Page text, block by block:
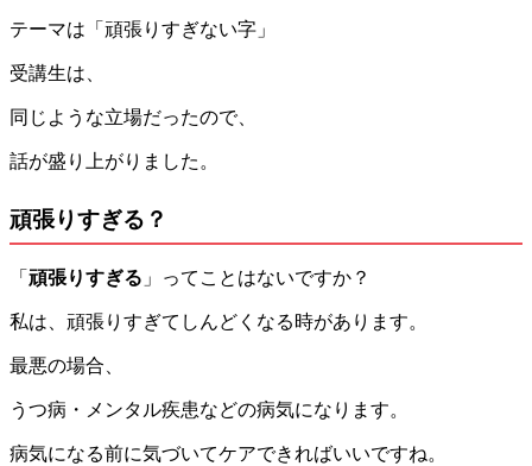
テーマは「頑張りすぎない字」
受講生は、
同じような立場だったので、
話が盛り上がりました。
頑張りすぎる？
「 頑張りすぎる 」ってことはないですか？
私は、頑張りすぎてしんどくなる時があります。
最悪の場合、
うつ病・メンタル疾患などの病気になります。
病気になる前に気づいてケアできればいいですね。